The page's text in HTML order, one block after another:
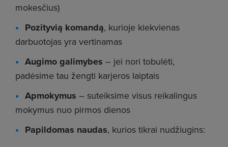
mokesčius)
Pozityvią komandą, kurioje kiekvienas
darbuotojas yra vertinamas
Augimo galimybes – jei nori tobulėti,
padėsime tau žengti karjeros laiptais
Apmokymus – suteiksime visus reikalingus
mokymus nuo pirmos dienos
Papildomas naudas, kurios tikrai nudžiugins: